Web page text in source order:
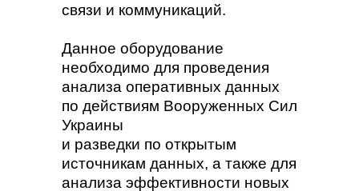
связи и коммуникаций.
Данное оборудование
необходимо для проведения
анализа оперативных данных
по действиям Вооруженных Сил
Украины
и разведки по открытым
источникам данных, а также для
анализа эффективности новых